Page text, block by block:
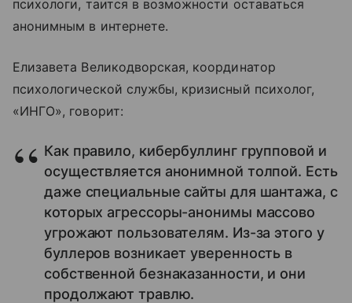
психологи, таится в возможности оставаться
анонимным в интернете.
Елизавета Великодворская, координатор
психологической службы, кризисный психолог,
«ИНГО», говорит:
Как правило, кибербуллинг групповой и
осуществляется анонимной толпой. Есть
даже специальные сайты для шантажа, с
которых агрессоры-анонимы массово
угрожают пользователям. Из-за этого у
буллеров возникает уверенность в
собственной безнаказанности, и они
продолжают травлю.